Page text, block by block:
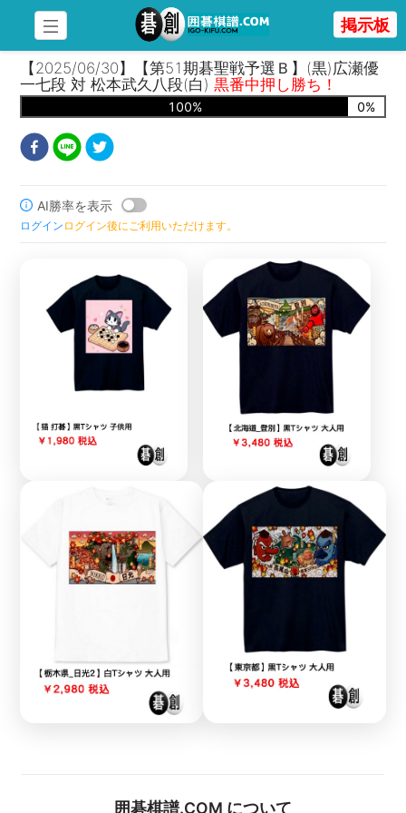
掲示板
【2025/06/30】【第51期碁聖戦予選Ｂ】(黒)広瀬優
一七段 対 松本武久八段(白)黒番中押し勝ち！
100% 0%
AI勝率を表示
ログイン ログイン後にご利用いただけます。
囲碁棋譜.COM について